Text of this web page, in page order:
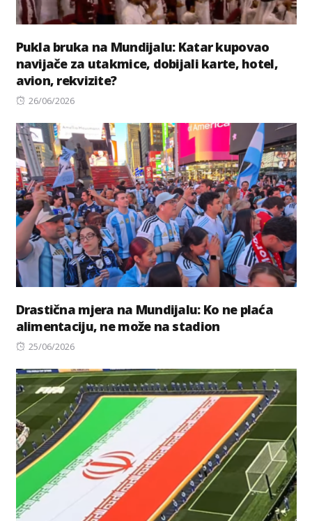
Pukla bruka na Mundijalu: Katar kupovao
navijače za utakmice, dobijali karte, hotel,
avion, rekvizite?
Posted
26/06/2026
Drastična mjera na Mundijalu: Ko ne plaća
alimentaciju, ne može na stadion
Posted
25/06/2026